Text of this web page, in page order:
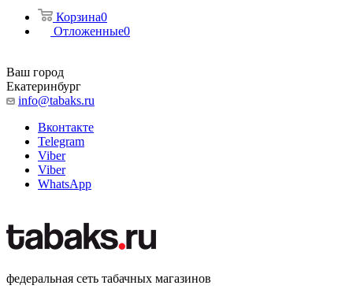
Корзина0
Отложенные0
Ваш город
Екатеринбург
info@tabaks.ru
Вконтакте
Telegram
Viber
Viber
WhatsApp
федеральная сеть табачных магазинов